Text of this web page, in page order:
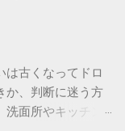
は古くなってドロ
か、判断に迷う方
面所やキッチン